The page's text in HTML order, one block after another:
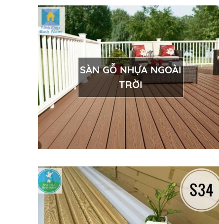
SÀN GỖ NHỰA NGOÀI
TRỜI